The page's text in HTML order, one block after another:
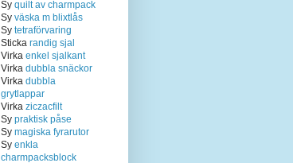
Sy quilt av charmpack
Sy väska m blixtlås
Sy tetraförvaring
Sticka randig sjal
Virka enkel sjalkant
Virka dubbla snäckor
Virka dubbla
grytlappar
Virka ziczacfilt
Sy praktisk påse
Sy magiska fyrarutor
Sy enkla
charmpacksblock